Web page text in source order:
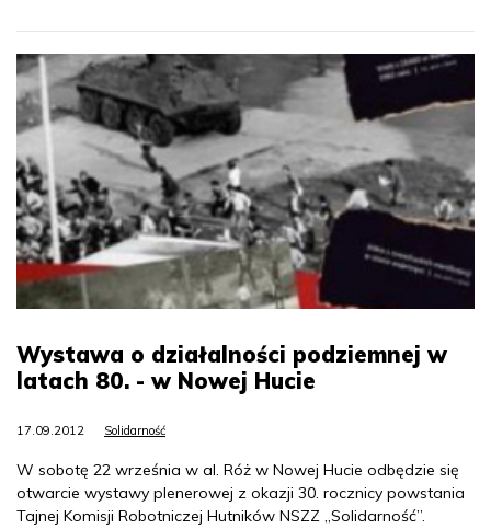
Wystawa o działalności podziemnej w
latach 80. - w Nowej Hucie
17.09.2012 Solidarność
W sobotę 22 września w al. Róż w Nowej Hucie odbędzie się
otwarcie wystawy plenerowej z okazji 30. rocznicy powstania
Tajnej Komisji Robotniczej Hutników NSZZ „Solidarność”.